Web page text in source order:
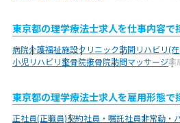
東京都の理学療法士求人を仕事内容で
病院介護福祉施設クリニック訪問リハビリ(
小児リハビリ整骨院接骨院訪問マッサージ薬
東京都の理学療法士求人を雇用形態で
正社員(正職員)契約社員・嘱託社員非常勤・